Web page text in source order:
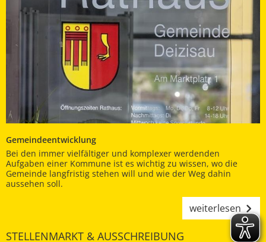
Gemeindeentwicklung
Bei den immer vielfältiger und komplexer werdenden
Aufgaben einer Kommune ist es wichtig zu wissen, wo die
Gemeinde langfristig stehen will und wie der Weg dahin
aussehen soll.
weiterlesen
STELLENMARKT & AUSSCHREIBUNG